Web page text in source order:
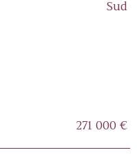
Sud
271 000 €